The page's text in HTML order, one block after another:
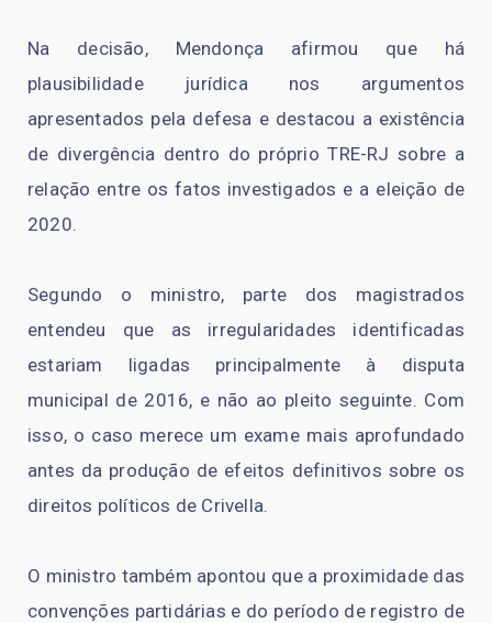
Na decisão, Mendonça afirmou que há
plausibilidade jurídica nos argumentos
apresentados pela defesa e destacou a existência
de divergência dentro do próprio TRE-RJ sobre a
relação entre os fatos investigados e a eleição de
2020.
Segundo o ministro, parte dos magistrados
entendeu que as irregularidades identificadas
estariam ligadas principalmente à disputa
municipal de 2016, e não ao pleito seguinte. Com
isso, o caso merece um exame mais aprofundado
antes da produção de efeitos definitivos sobre os
direitos políticos de Crivella.
O ministro também apontou que a proximidade das
convenções partidárias e do período de registro de